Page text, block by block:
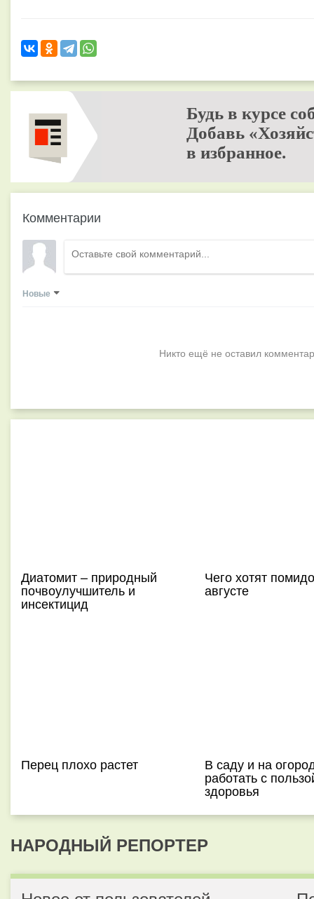
Будь в курсе
Добавь
в избранное.
Комментарии
Новые
Никто ещё не оставил
Диатомит – природный
почвоулучшитель и
инсектицид
Чего хотят
августе
Перец плохо растет В саду и на
работать с
здоровья
НАРОДНЫЙ РЕПОРТЕР